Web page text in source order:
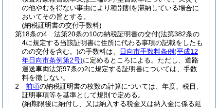
の他やむを得ない事由により種別割を滞納している場合に
おいてその旨とする。
(納税証明書の交付手数料)
第18条の4
法第20条の10の納税証明書の交付(法第382条の
4に規定する当該証明書に住所に代わる事項の記載をしたも
のの交付を含む。)の手数料は、 日向市手数料条例(平成12
年日向市条例第2号)に定めるところによる。 ただし、道路
運送車両法第97条の2に規定する証明書については、手数
料を徴しない。
2
前項の納税証明書の枚数の計算については、年度、税目、
証明事項等を基準として規則で定める。
(納期限後に納付し、又は納入する税金又は納入金に係る延